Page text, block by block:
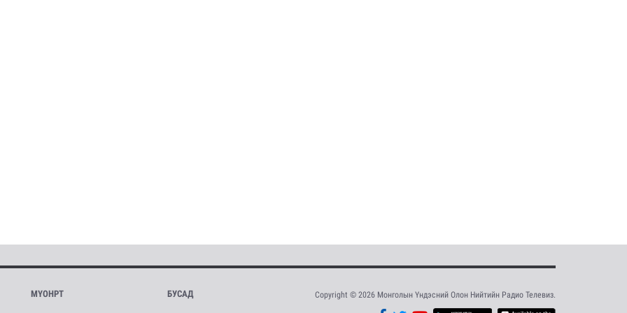
МҮОНРТ БУСАД Copyright © 2026 Монголын Үндэсний Олон Нийтийн Радио Телевиз.